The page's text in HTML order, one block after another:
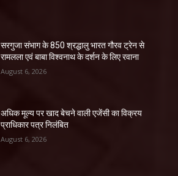
सरगुजा संभाग के 850 श्रद्धालु भारत गौरव ट्रेन से
रामलला एवं बाबा विश्वनाथ के दर्शन के लिए रवाना
August 6, 2026
अधिक मूल्य पर खाद बेचने वाली एजेंसी का विक्रय
प्राधिकार पत्र निलंबित
August 6, 2026